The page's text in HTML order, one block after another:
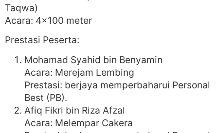
Taqwa)
Acara: 4×100 meter
Prestasi Peserta:
Mohamad Syahid bin Benyamin
Acara: Merejam Lembing
Prestasi: berjaya memperbaharui Personal
Best (PB).
Afiq Fikri bin Riza Afzal
Acara: Melempar Cakera